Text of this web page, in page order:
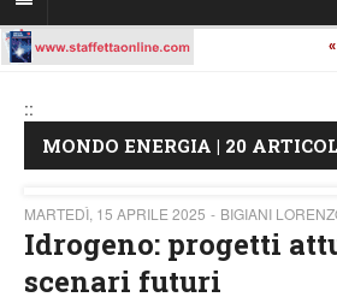
::
MONDO ENERGIA | 20
MARTEDÌ, 15 APRILE 2025 BIGIANI
Idrogeno: progetti
scenari futuri